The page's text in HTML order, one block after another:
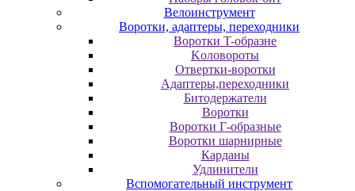
Велоинструмент
Воротки, адаптеры, переходники
Bopoтки T-oбpaзне
Koлoвopoты
Oтвepтки-вopoтки
Адаптеры,переходники
Битодержатели
Воротки
Воротки Г-образные
Воротки шарнирные
Карданы
Удлинители
Вспомогательный инструмент